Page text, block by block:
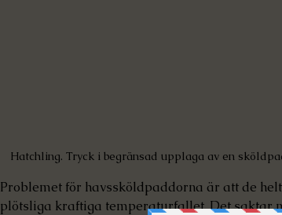
Hatchling. Tryck i begränsad upplaga av en
Problemet för havssköldpaddorna är att de
plötsliga kraftiga temperaturfallet. Det saktar